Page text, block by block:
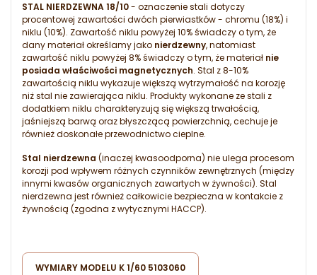
STAL NIERDZEWNA 18/10- oznaczenie stali dotyczy
procentowej zawartości dwóch pierwiastków - chromu (18%) i
niklu (10%). Zawartość niklu powyżej 10% świadczy o tym, że
dany materiał określamy jako nierdzewny, natomiast
zawartość niklu powyżej 8% świadczy o tym, że materiał nie
posiada właściwości magnetycznych. Stal z 8-10%
zawartością niklu wykazuje większą wytrzymałość na korozję
niż stal nie zawierająca niklu. Produkty wykonane ze stali z
dodatkiem niklu charakteryzują się większą trwałością,
jaśniejszą barwą oraz błyszczącą powierzchnią, cechuje je
również doskonałe przewodnictwo cieplne.
Stal nierdzewna (inaczej kwasoodporna) nie ulega procesom
korozji pod wpływem różnych czynników zewnętrznych (między
innymi kwasów organicznych zawartych w żywności). Stal
nierdzewna jest również całkowicie bezpieczna w kontakcie z
żywnością (zgodna z wytycznymi HACCP).
WYMIARY MODELU K 1/60 5103060